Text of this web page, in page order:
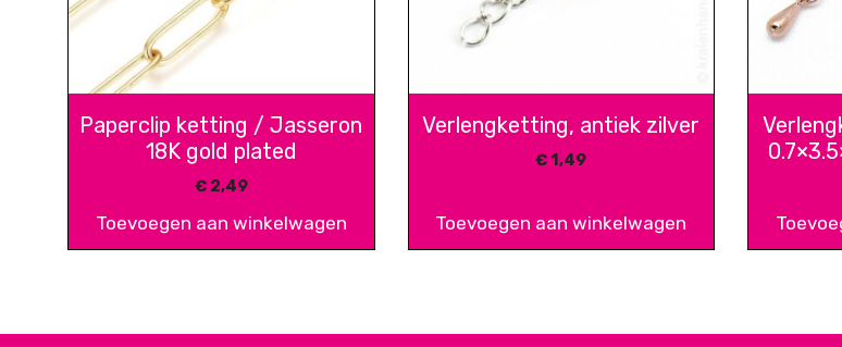
Paperclip ketting / Jasseron
18K gold plated
€2,49
Toevoegen aan winkelwagen
Verlengketting, antiek zilver
€1,49
Toevoegen aan winkelwagen